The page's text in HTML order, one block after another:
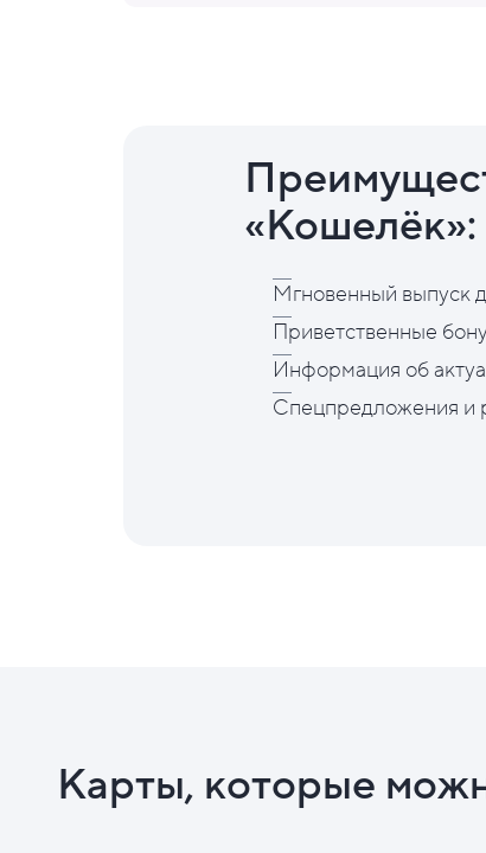
«Кошелёк»:
Мгновенный выпуск
Приветственные
Информация об
Спецпредложения и
Карты, которые